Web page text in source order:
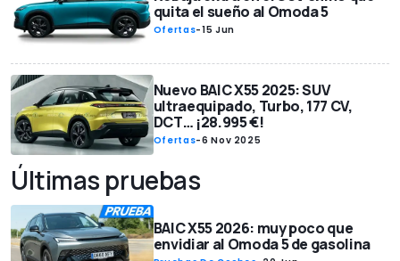
quita el sueño al Omoda 5
Ofertas-15 Jun
Nuevo BAIC X55 2025: SUV
ultraequipado, Turbo, 177 CV,
DCT… ¡28.995 €!
Ofertas-6 Nov 2025
Últimas pruebas
BAIC X55 2026: muy poco que
envidiar al Omoda 5 de gasolina